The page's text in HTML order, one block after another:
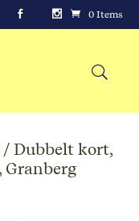
0 Items
/ Dubbelt kort,
Granberg